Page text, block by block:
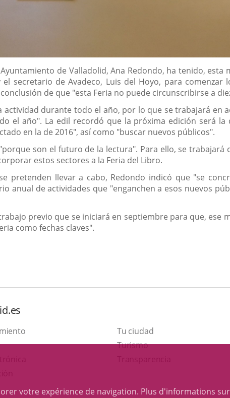
votre expérience de navigation. Plus d'informations sur
de Valladolid, Ana Redondo, ha tenido,
secretario de Avadeco, Luis del Hoyo, para
de que "esta Feria no puede circunscribirse a
actividad durante todo el año, por lo que se trabajará en
el año". La edil recordó que la próxima edición será
en la de 2016", así como "buscar nuevos públicos".
son el futuro de la lectura". Para ello, se trabajará
estos sectores a la Feria del Libro.
pretenden llevar a cabo, Redondo indicó que "se
anual de actividades que "enganchen a esos nuevos
previo que se iniciará en septiembre para que, ese
como fechas claves".
Tu ciudad
TurismoEste
abrirá
una